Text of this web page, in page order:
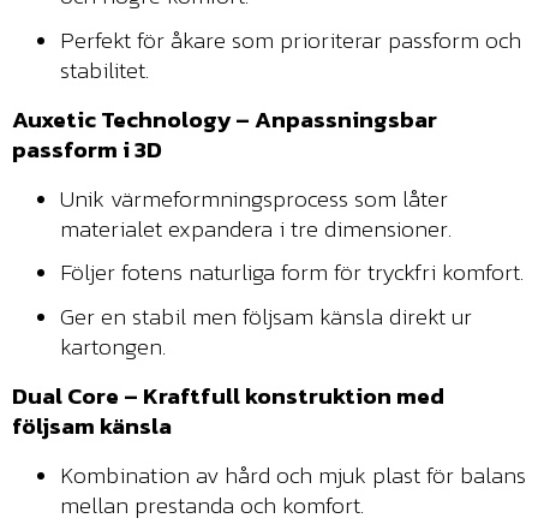
Perfekt för åkare som prioriterar passform och
stabilitet.
Auxetic Technology – Anpassningsbar
passform i 3D
Unik värmeformningsprocess som låter
materialet expandera i tre dimensioner.
Följer fotens naturliga form för tryckfri komfort.
Ger en stabil men följsam känsla direkt ur
kartongen.
Dual Core – Kraftfull konstruktion med
följsam känsla
Kombination av hård och mjuk plast för balans
mellan prestanda och komfort.